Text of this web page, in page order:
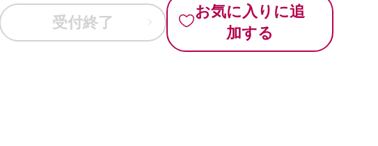
受付終了
お気に入りに追
加する